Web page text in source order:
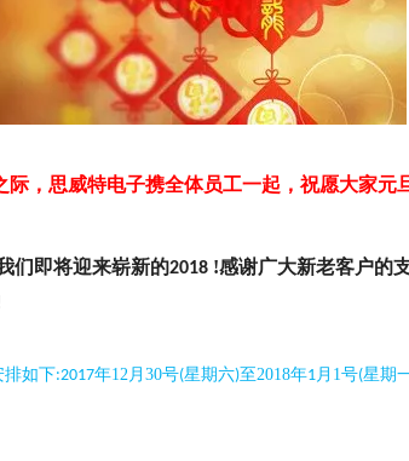
， 思威特电子携全体员工一起，祝愿大家元
们即将迎来崭新的2018 !感谢广大新老客户的
排如下:2017年12月 30号(星期六)至2018年1月 1号(星期